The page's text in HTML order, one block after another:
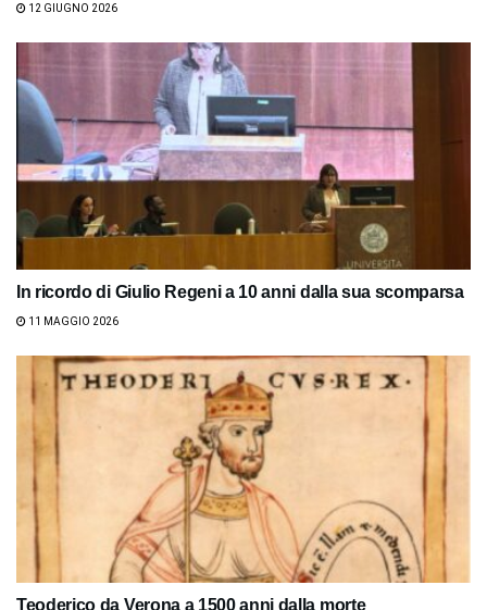
12 GIUGNO 2026
In ricordo di Giulio Regeni a 10 anni dalla sua scomparsa
11 MAGGIO 2026
Teoderico da Verona a 1500 anni dalla morte